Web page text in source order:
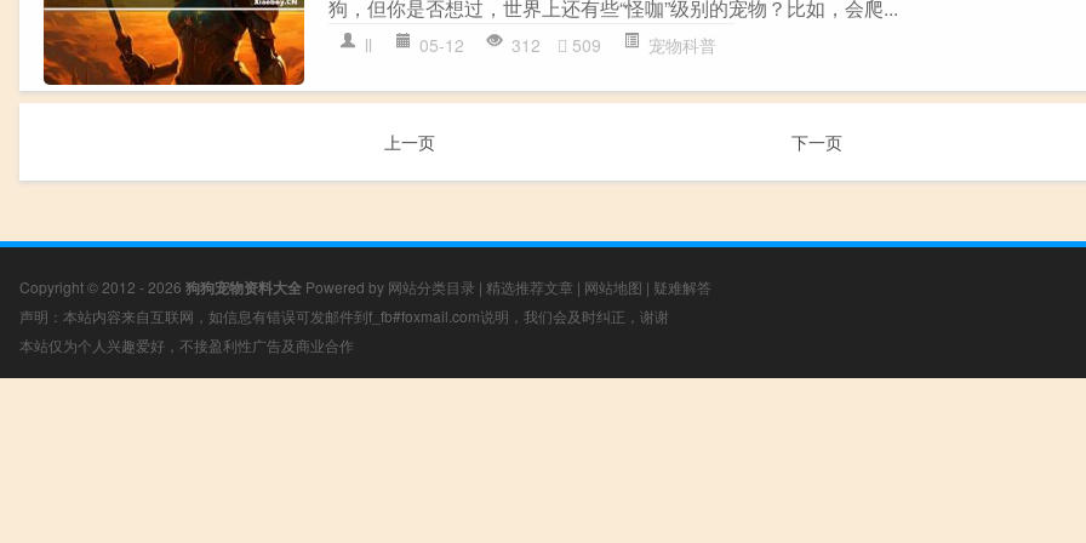
狗，但你是否想过，世界上还有些“怪咖”级别的宠物？比如，会爬...
ll 05-12 312 509 宠物科普
上一页 下一页
Copyright © 2012 - 2026 狗狗宠物资料大全 Powered by 网站分类目录 | 精选推荐文章 | 网站地图 | 疑难解答
声明：本站内容来自互联网，如信息有错误可发邮件到f_fb#foxmail.com说明，我们会及时纠正，谢谢
本站仅为个人兴趣爱好，不接盈利性广告及商业合作